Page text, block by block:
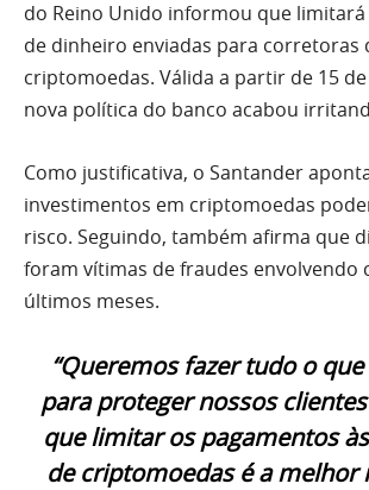
do Reino Unido informou que limitará
de dinheiro enviadas para corretoras
criptomoedas. Válida a partir de 15
nova política do banco acabou
Como justificativa, o Santander
investimentos em criptomoedas
risco. Seguindo, também afirma que
foram vítimas de fraudes envolvendo
últimos meses.
“Queremos fazer tudo o
para proteger nossos
que limitar os pagamentos
de criptomoedas é a melhor